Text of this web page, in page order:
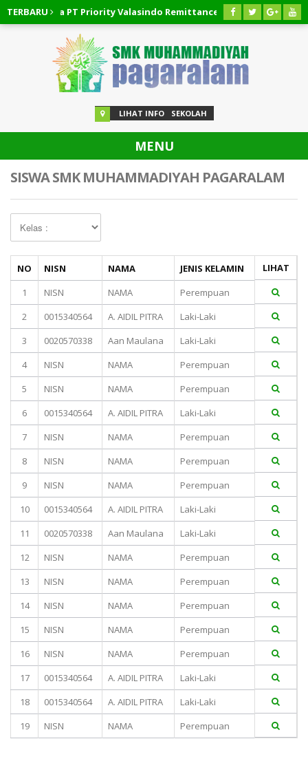
TERBARU
Dana PT Priority Valasindo Remittance
03 AGUSTUS
Pinjaman Easycash
03 AGUSTUS 2026/Cara Membatalkan
LIHAT INFO SEKOLAH
MENU
SISWA SMK MUHAMMADIYAH PAGARALAM
NO NISN NAMA JENIS KELAMIN
LIHAT
1
NISN NAMA
Perempuan
2
0015340564 A. AIDIL PITRA
Laki-Laki
3
0020570338 Aan Maulana
Laki-Laki
4
NISN NAMA
Perempuan
5
NISN NAMA
Perempuan
6
0015340564 A. AIDIL PITRA
Laki-Laki
7
NISN NAMA
Perempuan
8
NISN NAMA
Perempuan
9
NISN NAMA
Perempuan
10
0015340564 A. AIDIL PITRA
Laki-Laki
11
0020570338 Aan Maulana
Laki-Laki
12
NISN NAMA
Perempuan
13
NISN NAMA
Perempuan
14
NISN NAMA
Perempuan
15
NISN NAMA
Perempuan
16
NISN NAMA
Perempuan
17
0015340564 A. AIDIL PITRA
Laki-Laki
18
0015340564 A. AIDIL PITRA
Laki-Laki
19
NISN NAMA Perempuan